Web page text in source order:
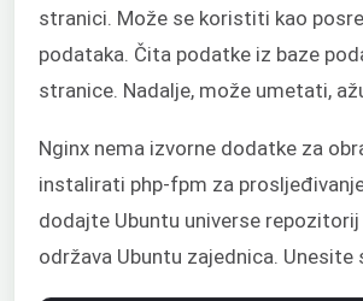
stranici. Može se koristiti kao
podataka. Čita podatke iz baze
stranice. Nadalje, može umetati,
Nginx nema izvorne dodatke za
instalirati php-fpm za
dodajte Ubuntu universe
održava Ubuntu zajednica.